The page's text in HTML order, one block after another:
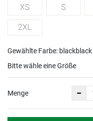
XS S
2XL
Gewählte Farbe:
Bitte wähle eine Größe
Menge